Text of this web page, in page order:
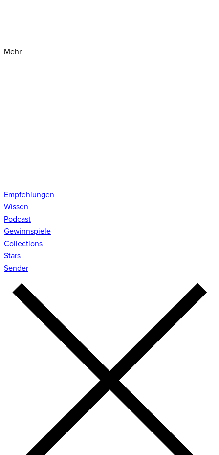
Mehr
Empfehlungen
Wissen
Podcast
Gewinnspiele
Collections
Stars
Sender